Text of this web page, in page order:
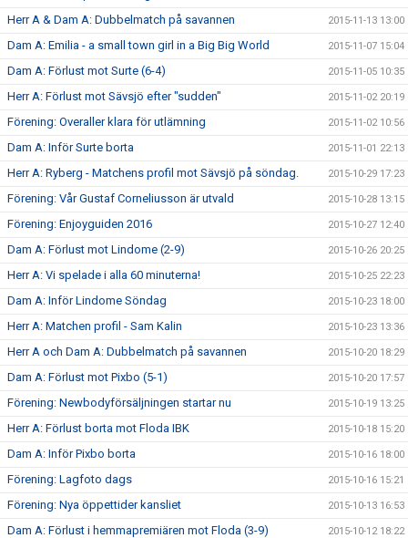
Herr A & Dam A: Dubbelmatch på savannen 2015-11-13 13:00
Dam A: Emilia - a small town girl in a Big Big World 2015-11-07 15:04
Dam A: Förlust mot Surte (6-4) 2015-11-05 10:35
Herr A: Förlust mot Sävsjö efter "sudden" 2015-11-02 20:19
Förening: Overaller klara för utlämning 2015-11-02 10:56
Dam A: Inför Surte borta 2015-11-01 22:13
Herr A: Ryberg - Matchens profil mot Sävsjö på söndag. 2015-10-29 17:23
Förening: Vår Gustaf Corneliusson är utvald 2015-10-28 13:15
Förening: Enjoyguiden 2016 2015-10-27 12:40
Dam A: Förlust mot Lindome (2-9) 2015-10-26 20:25
Herr A: Vi spelade i alla 60 minuterna! 2015-10-25 22:23
Dam A: Inför Lindome Söndag 2015-10-23 18:00
Herr A: Matchen profil - Sam Kalin 2015-10-23 13:36
Herr A och Dam A: Dubbelmatch på savannen 2015-10-20 18:29
Dam A: Förlust mot Pixbo (5-1) 2015-10-20 17:57
Förening: Newbodyförsäljningen startar nu 2015-10-19 13:25
Herr A: Förlust borta mot Floda IBK 2015-10-18 15:20
Dam A: Inför Pixbo borta 2015-10-16 18:00
Förening: Lagfoto dags 2015-10-16 15:21
Förening: Nya öppettider kansliet 2015-10-13 16:53
Dam A: Förlust i hemmapremiären mot Floda (3-9) 2015-10-12 18:22